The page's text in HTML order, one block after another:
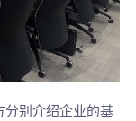
分别介绍企业的基